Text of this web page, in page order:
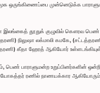
ஒருங்கிணைப்பை முன்னெடுக்க
தூதுக் குழுவில் கௌரவ பெண்
நிலுஷா லக்மாலி கமகே,
கீதா ஹேரத் ஆகியோர்
பெண் பாராளுமன்ற உறுப்பினர்களின்
ரணில் நாணயக்கார